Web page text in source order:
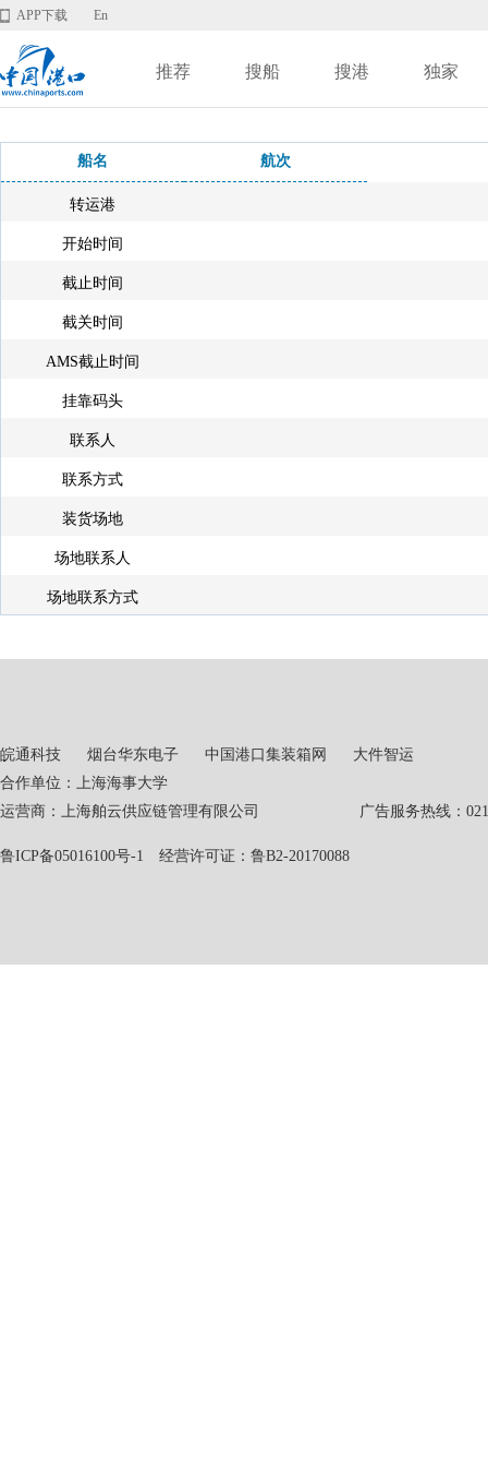
APP下载 En
推荐 搜船 搜港 独家
船名 航次
转运港
开始时间
截止时间
截关时间
AMS截止时间
挂靠码头
联系人
联系方式
装货场地
场地联系人
场地联系方式
皖通科技 烟台华东电子 中国港口集装箱网
大件智运
合作单位：上海海事大学
运营商：上海舶云供应链管理有限公司 广告服务热线：021-
鲁ICP备05016100号-1 经营许可证：鲁B2-20170088